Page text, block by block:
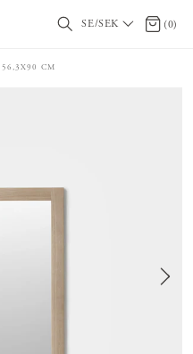
SE/SEK 0 (0)
56,3X90 CM